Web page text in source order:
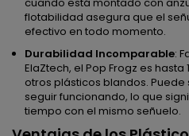
flotabilidad asegura que el
efectivo en todo momento.
Durabilidad Incomparable:
ElaZtech, el Pop Frogz es
otros plásticos blandos.
seguir funcionando, lo que
tiempo con el mismo señuelo.